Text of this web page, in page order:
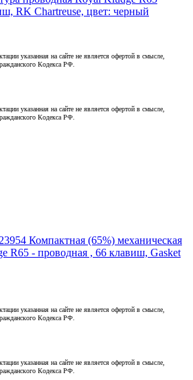
RK Chartreuse, цвет: черный
указанная на сайте не является офертой в смысле,
Кодекса РФ.
указанная на сайте не является офертой в смысле,
Кодекса РФ.
Компактная (65%) механическая
R65 - проводная , 66 клавиш, Gasket
указанная на сайте не является офертой в смысле,
Кодекса РФ.
указанная на сайте не является офертой в смысле,
Кодекса РФ.